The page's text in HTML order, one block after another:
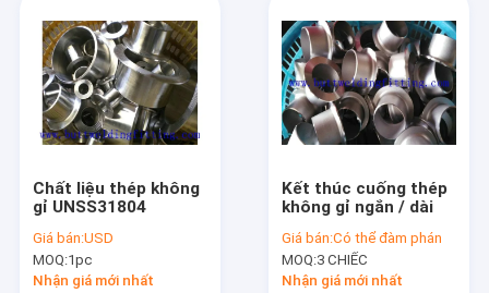
Chất liệu thép không
gỉ UNSS31804
Giá bán:USD
MOQ:1pc
Nhận giá mới nhất
Kết thúc cuống thép
không gỉ ngắn / dài
Giá bán:Có thể đàm phán
MOQ:3 CHIẾC
Nhận giá mới nhất